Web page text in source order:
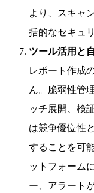
より、スキャ
括的なセキュ
ツール活用と
レポート作成
ん。脆弱性管
ッチ展開、検
は競争優位性
することを可
ットフォーム
ー、アラート